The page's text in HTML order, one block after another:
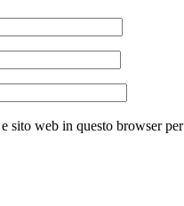
sito web in questo browser